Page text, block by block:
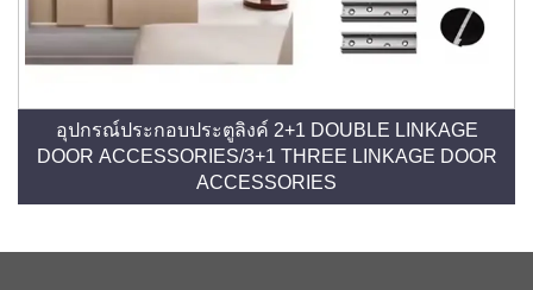
อุปกรณ์ประกอบประตูลิงค์ 2+1 DOUBLE LINKAGE
DOOR ACCESSORIES/3+1 THREE LINKAGE DOOR
ACCESSORIES